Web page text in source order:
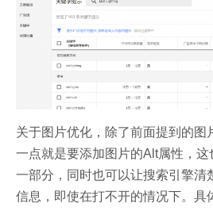
关于图片优化，除了前面提到的图
一点就是要添加图片的Alt属性，
一部分，同时也可以让搜索引擎清
信息，即使在打不开的情况下。具